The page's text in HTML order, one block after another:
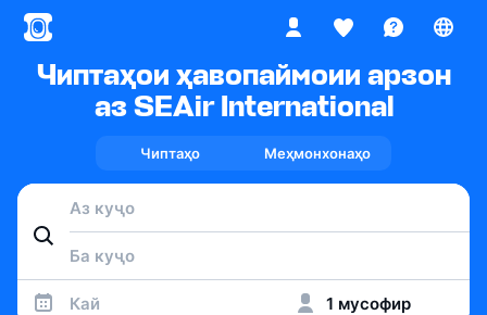
Чиптаҳои ҳавопаймоии арзон
аз SEAir International
Чиптаҳо Меҳмонхонаҳо
Кай 1 мусофир